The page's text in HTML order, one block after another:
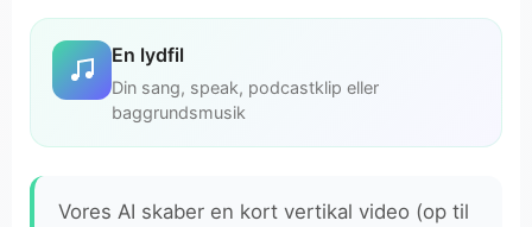
En lydfil
Din sang, speak, podcastklip eller
baggrundsmusik
Vores AI skaber en kort vertikal video (op til